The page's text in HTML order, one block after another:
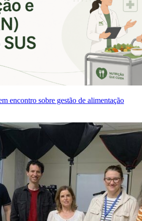
encontro sobre gestão de alimentação